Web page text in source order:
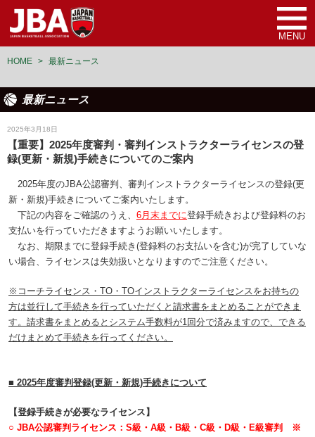
MENU
HOME > 最新ニュース
最新ニュース
2025年3月18日
【重要】2025年度審判・審判インストラクターライセンスの登
録(更新・新規)手続きについてのご案内
2025年度のJBA公認審判、審判インストラクターライセンスの登録(更
新・新規)手続きについてご案内いたします。
下記の内容をご確認のうえ、 6月末までに登録手続きおよび登録料のお
支払いを行っていただきますようお願いいたします。
なお、期限までに登録手続き(登録料のお支払いを含む)が完了していな
い場合、ライセンスは失効扱いとなりますのでご注意ください。
※コーチライセンス・TO・TOインストラクターライセンスをお持ちの
方は並行して手続きを行っていただくと請求書をまとめることができま
す。請求書をまとめるとシステム手数料が1回分で済みますので、できる
だけまとめて手続きを行ってください。
■ 2025年度審判登録(更新・新規)手続きについて
【登録手続きが必要なライセンス】
○ JBA公認審判ライセンス：S級・A級・B級・C級・D級・E級審判 ※